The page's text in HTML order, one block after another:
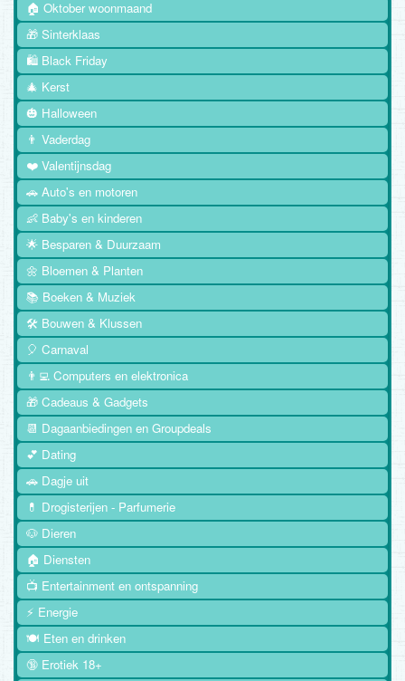
🏠 Oktober woonmaand
🎁 Sinterklaas
🛍️ Black Friday
🎄 Kerst
🎃 Halloween
👨 Vaderdag
❤️ Valentijnsdag
🚗 Auto's en motoren
👶 Baby's en kinderen
🌟 Besparen & Duurzaam
🌼 Bloemen & Planten
📚 Boeken & Muziek
🛠️ Bouwen & Klussen
🎈 Carnaval
👨‍💻 Computers en elektronica
🎁 Cadeaus & Gadgets
📆 Dagaanbiedingen en Groupdeals
💕 Dating
🚗 Dagje uit
💊 Drogisterijen - Parfumerie
🐶 Dieren
🏠 Diensten
📺 Entertainment en ontspanning
⚡ Energie
🍽️ Eten en drinken
🔞 Erotiek 18+